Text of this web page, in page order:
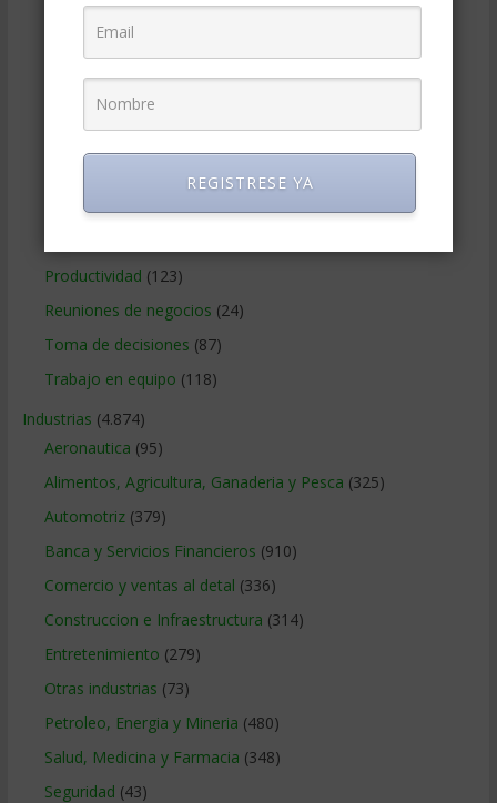
Inteligencia en los negocios
Manejo de crisis
Manejo del estrés(85)
Negociacion(122)
Productividad (123)
Reuniones de negocios (24)
Toma de decisiones (87)
Trabajo en equipo (118)
Industrias (4.874)
Aeronautica (95)
Alimentos, Agricultura, Ganaderia y Pesca (325)
Automotriz(379)
Banca y Servicios Financieros (910)
Comercio y ventas al detal (336)
Construccion e Infraestructura (314)
Entretenimiento (279)
Otras industrias (73)
Petroleo, Energia y Mineria (480)
Salud, Medicina y Farmacia (348)
Seguridad (43)
REGISTRESE YA